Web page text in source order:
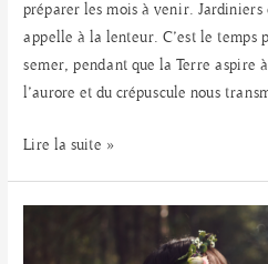
préparer les mois à venir. Jardiniers
appelle à la lenteur. C’est le temps
semer, pendant que la Terre aspire
l’aurore et du crépuscule nous
Selfcare
l’Ayurvéda
Lire la suite »